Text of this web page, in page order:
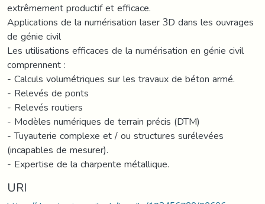
extrêmement productif et efficace.
Applications de la numérisation laser 3D dans les ouvrages
de génie civil
Les utilisations efficaces de la numérisation en génie civil
comprennent :
- Calculs volumétriques sur les travaux de béton armé.
- Relevés de ponts
- Relevés routiers
- Modèles numériques de terrain précis (DTM)
- Tuyauterie complexe et / ou structures surélevées
(incapables de mesurer).
- Expertise de la charpente métallique.
URI